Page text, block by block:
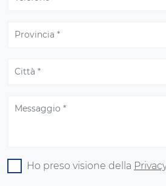
Ho preso visione della